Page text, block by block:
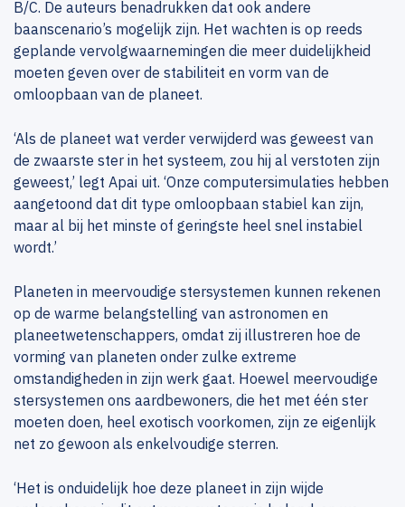
B/C. De auteurs benadrukken dat ook andere
baanscenario’s mogelijk zijn. Het wachten is op reeds
geplande vervolgwaarnemingen die meer duidelijkheid
moeten geven over de stabiliteit en vorm van de
omloopbaan van de planeet.
‘Als de planeet wat verder verwijderd was geweest van
de zwaarste ster in het systeem, zou hij al verstoten zijn
geweest,’ legt Apai uit. ‘Onze computersimulaties hebben
aangetoond dat dit type omloopbaan stabiel kan zijn,
maar al bij het minste of geringste heel snel instabiel
wordt.’
Planeten in meervoudige stersystemen kunnen rekenen
op de warme belangstelling van astronomen en
planeetwetenschappers, omdat zij illustreren hoe de
vorming van planeten onder zulke extreme
omstandigheden in zijn werk gaat. Hoewel meervoudige
stersystemen ons aardbewoners, die het met één ster
moeten doen, heel exotisch voorkomen, zijn ze eigenlijk
net zo gewoon als enkelvoudige sterren.
‘Het is onduidelijk hoe deze planeet in zijn wijde